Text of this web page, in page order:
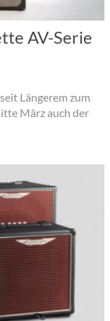
AV-Serie
Längerem zum
März auch der